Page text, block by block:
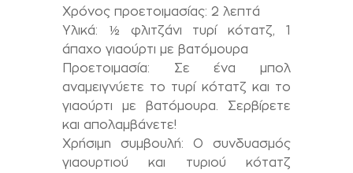
Χρόνος προετοιμασίας: 2 λεπτά
Υλικά: ½ φλιτζάνι τυρί κότατζ, 1
άπαχο γιαούρτι με βατόμουρα
Προετοιμασία: Σε ένα μπολ
αναμειγνύετε το τυρί κότατζ και το
γιαούρτι με βατόμουρα. Σερβίρετε
και απολαμβάνετε!
Χρήσιμη συμβουλή: Ο συνδυασμός
γιαουρτιού και τυριού κότατζ